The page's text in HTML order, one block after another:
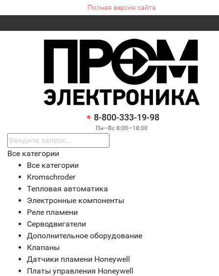
Полная версия сайта
8-800-333-19-98
Пн—Вс 8:00—18:00
Все категории
Все категории
Kromschroder
Тепловая автоматика
Электронные компоненты
Реле пламени
Серводвигатели
Дополнительное оборудование
Клапаны
Датчики пламени Honeywell
Платы управления Honeywell